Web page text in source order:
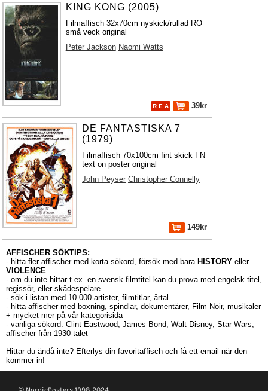
KING KONG (2005)
Filmaffisch 32x70cm nyskick/rullad RO
små veck original
Peter Jackson Naomi Watts
R E A 39kr
DE FANTASTISKA 7
(1979)
Filmaffisch 70x100cm fint skick FN
text on poster original
John Peyser Christopher Connelly
149kr
AFFISCHER SÖKTIPS:
- hitta fler affischer med korta sökord, försök med bara HISTORY eller
VIOLENCE
- om du inte hittar t.ex. en svensk filmtitel kan du prova med engelsk titel,
regissör, eller skådespelare
- sök i listan med 10.000 artister, filmtitlar, årtal
- hitta affischer med boxning, spindlar, dokumentärer, Film Noir, musikaler
+ mycket mer på vår kategorisida
- vanliga sökord: Clint Eastwood, James Bond, Walt Disney, Star Wars,
affischer från 1930-talet
Hittar du ändå inte? Efterlys din favoritaffisch och få ett email när den
kommer in!